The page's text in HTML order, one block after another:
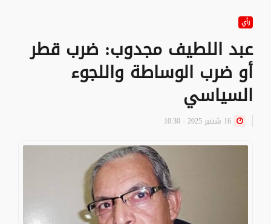
رأي
عبد اللطيف مجدوب: ضرب قطر
أو ضرب الوساطة واللجوء
السياسي